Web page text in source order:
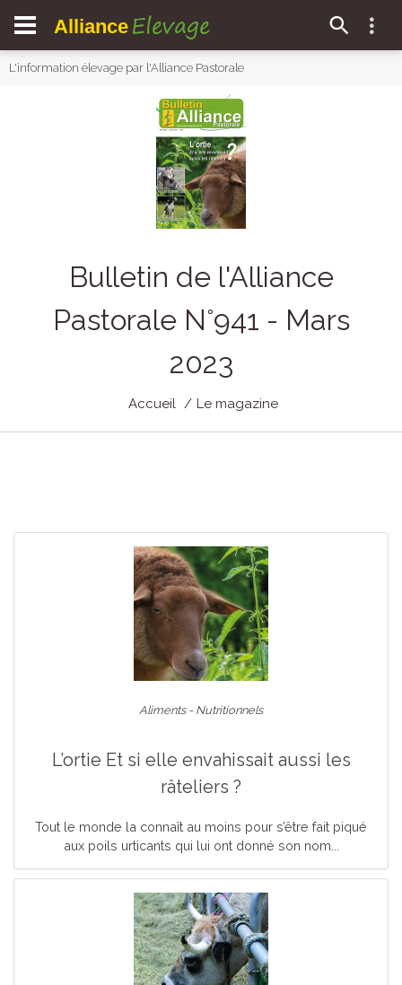
Alliance Elevage
L'information élevage par l'Alliance Pastorale
Bulletin de l'Alliance
Pastorale N°941 - Mars
2023
Accueil Le magazine
Aliments - Nutritionnels
L’ortie Et si elle envahissait aussi les
râteliers ?
Tout le monde la connaît au moins pour s’être fait piqué
aux poils urticants qui lui ont donné son nom...